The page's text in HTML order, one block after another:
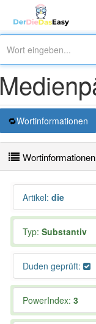
Wortinformationen
Wortinformationen
Artikel: die
Typ: Substantiv
Duden geprüft:
PowerIndex: 3